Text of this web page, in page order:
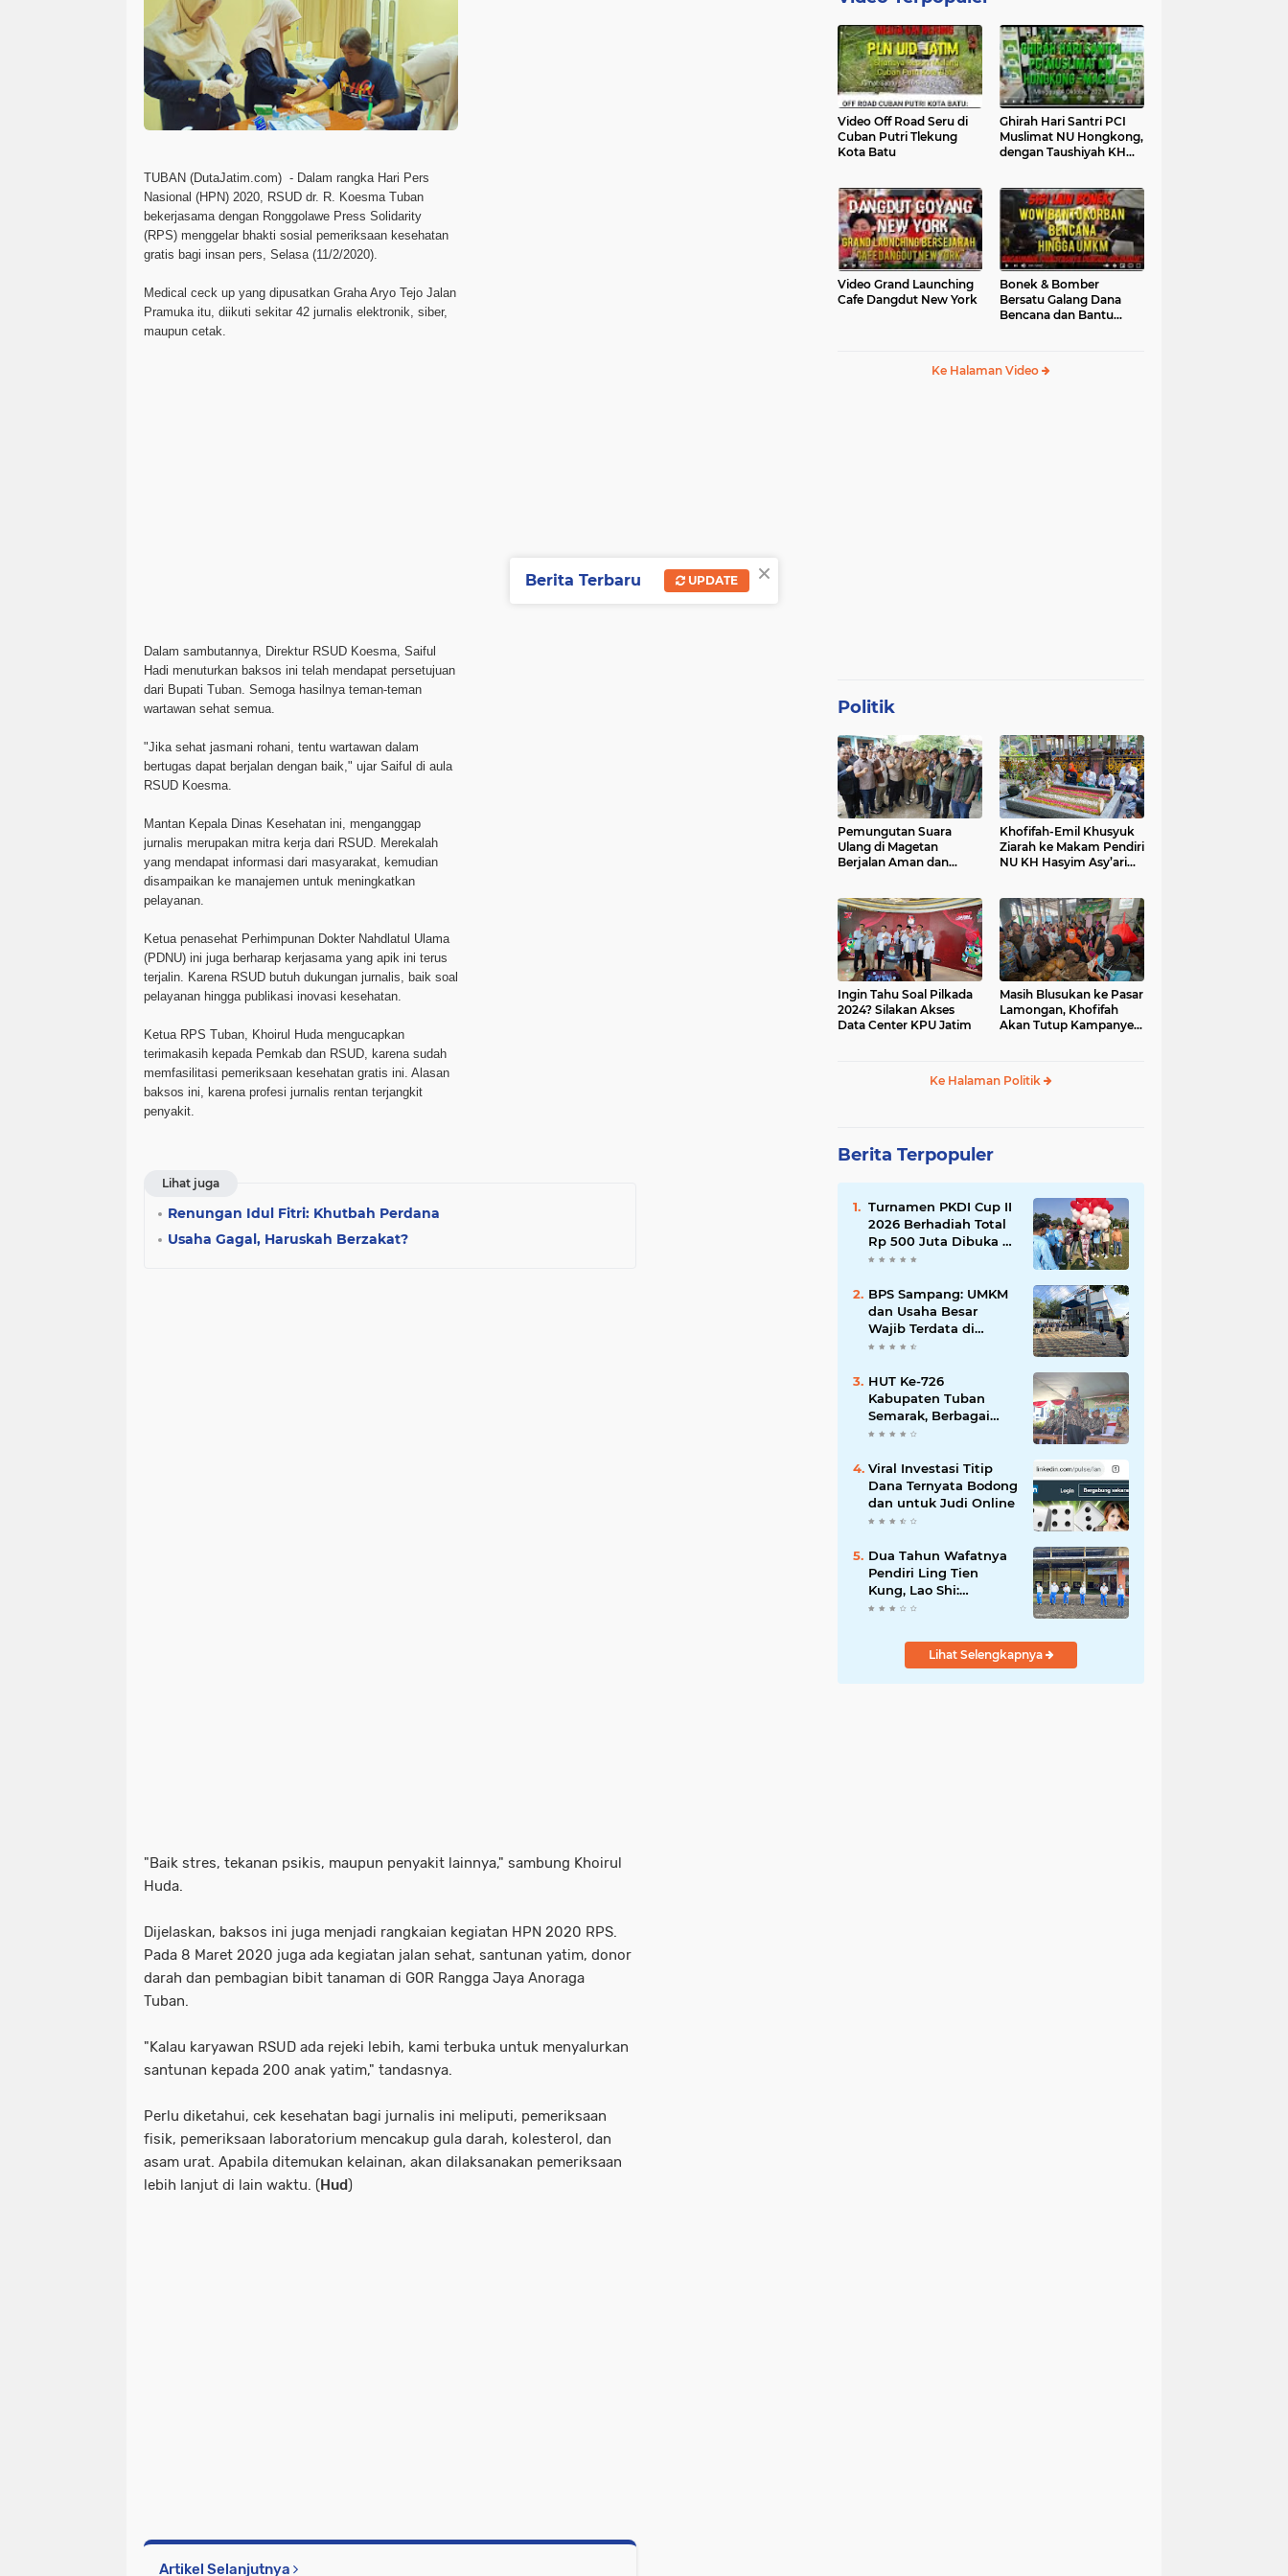
TUBAN (DutaJatim.com) - Dalam rangka Hari Pers
Nasional (HPN) 2020, RSUD dr. R. Koesma Tuban
bekerjasama dengan Ronggolawe Press Solidarity
(RPS) menggelar bhakti sosial pemeriksaan kesehatan
gratis bagi insan pers, Selasa (11/2/2020).
Medical ceck up yang dipusatkan Graha Aryo Tejo Jalan
Pramuka itu, diikuti sekitar 42 jurnalis elektronik, siber,
maupun cetak.
Dalam sambutannya, Direktur RSUD Koesma, Saiful
Hadi menuturkan baksos ini telah mendapat persetujuan
dari Bupati Tuban. Semoga hasilnya teman-teman
wartawan sehat semua.
"Jika sehat jasmani rohani, tentu wartawan dalam
bertugas dapat berjalan dengan baik," ujar Saiful di aula
RSUD Koesma.
Mantan Kepala Dinas Kesehatan ini, menganggap
jurnalis merupakan mitra kerja dari RSUD. Merekalah
yang mendapat informasi dari masyarakat, kemudian
disampaikan ke manajemen untuk meningkatkan
pelayanan.
Ketua penasehat Perhimpunan Dokter Nahdlatul Ulama
(PDNU) ini juga berharap kerjasama yang apik ini terus
terjalin. Karena RSUD butuh dukungan jurnalis, baik soal
pelayanan hingga publikasi inovasi kesehatan.
Ketua RPS Tuban, Khoirul Huda mengucapkan
terimakasih kepada Pemkab dan RSUD, karena sudah
memfasilitasi pemeriksaan kesehatan gratis ini. Alasan
baksos ini, karena profesi jurnalis rentan terjangkit
penyakit.
Lihat juga
Renungan Idul Fitri: Khutbah Perdana
Usaha Gagal, Haruskah Berzakat?
"Baik stres, tekanan psikis, maupun penyakit lainnya," sambung Khoirul
Huda.
Dijelaskan, baksos ini juga menjadi rangkaian kegiatan HPN 2020 RPS.
Pada 8 Maret 2020 juga ada kegiatan jalan sehat, santunan yatim, donor
darah dan pembagian bibit tanaman di GOR Rangga Jaya Anoraga
Tuban.
"Kalau karyawan RSUD ada rejeki lebih, kami terbuka untuk menyalurkan
santunan kepada 200 anak yatim," tandasnya.
Perlu diketahui, cek kesehatan bagi jurnalis ini meliputi, pemeriksaan
fisik, pemeriksaan laboratorium mencakup gula darah, kolesterol, dan
asam urat. Apabila ditemukan kelainan, akan dilaksanakan pemeriksaan
lebih lanjut di lain waktu. (Hud)
Artikel Selanjutnya
Video Off Road Seru di
Cuban Putri Tlekung
Kota Batu
Ghirah Hari Santri PCI
Muslimat NU Hongkong,
dengan Taushiyah KH
Video Grand Launching
Cafe Dangdut New York
Bonek & Bomber
Bersatu Galang Dana
Bencana dan Bantu
Ke Halaman Video
Politik
Pemungutan Suara
Ulang di Magetan
Berjalan Aman dan
Khofifah-Emil Khusyuk
Ziarah ke Makam Pendiri
NU KH Hasyim Asy’ari
Ingin Tahu Soal Pilkada
2024? Silakan Akses
Data Center KPU Jatim
Masih Blusukan ke Pasar
Lamongan, Khofifah
Akan Tutup Kampanye
Ke Halaman Politik
Berita Terpopuler
Turnamen PKDI Cup II
2026 Berhadiah Total
Rp 500 Juta Dibuka di
Jombang, Ketua PKDI
Mahdi: Ajang
Silaturrahmi dan
Media Komunikasi
Antar-Kades untuk
BPS Sampang: UMKM
dan Usaha Besar
Wajib Terdata di
Sensus Ekonomi 2026,
Sasaran
HUT Ke-726
Kabupaten Tuban
Semarak, Berbagai
Prestasinya Pun
Viral Investasi Titip
Dana Ternyata Bodong
dan untuk Judi Online
Dua Tahun Wafatnya
Pendiri Ling Tien
Kung, Lao Shi:
Amanah Harus Kita
Lihat Selengkapnya
×
Berita Terbaru UPDATE